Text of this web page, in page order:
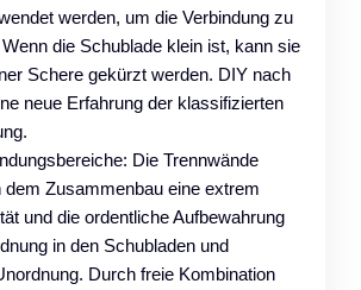
werden, um die Verbindung zu
die Schublade klein ist, kann sie
Schere gekürzt werden. DIY nach
neue Erfahrung der klassifizierten
Die Trennwände
dem Zusammenbau eine extrem
und die ordentliche Aufbewahrung
in den Schubladen und
Durch freie Kombination